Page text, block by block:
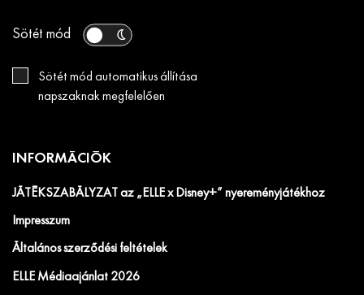
Sötét mód
Sötét mód automatikus állítása
napszaknak megfelelően
INFORMÁCIÓK
JÁTÉKSZABÁLYZAT az „ELLE x Disney+” nyereményjátékhoz
Impresszum
Általános szerződési feltételek
ELLE Médiaajánlat 2026